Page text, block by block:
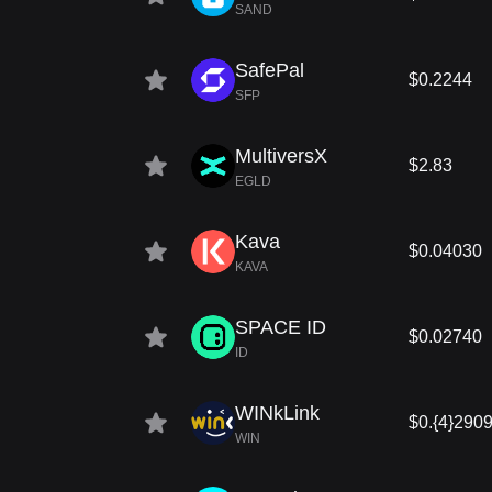
SAND
SafePal
SFP
$0.2244
MultiversX
EGLD
$2.83
Kava
KAVA
$0.04030
SPACE ID
ID
$0.02740
WINkLink
WIN
$0.{4}2909